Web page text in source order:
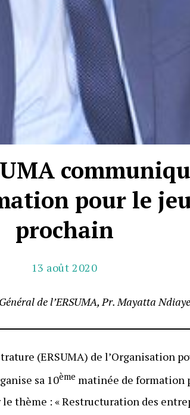
pour le
prochain
13 août 2020
de l’ERSUMA, Pr. Mayatta
(ERSUMA) de l’Organisation
sa 10ème matinée de formation
thème : « Restructuration des